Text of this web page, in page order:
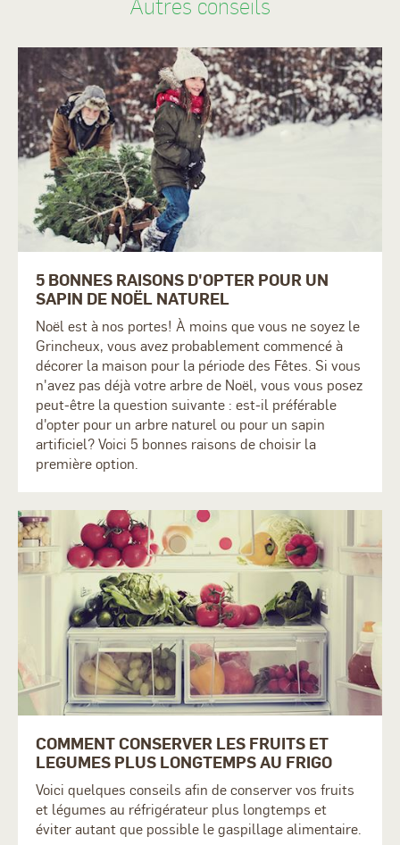
Autres conseils
5 BONNES RAISONS D'OPTER POUR UN
SAPIN DE NOËL NATUREL
Noël est à nos portes! À moins que vous ne soyez le
Grincheux, vous avez probablement commencé à
décorer la maison pour la période des Fêtes. Si vous
n'avez pas déjà votre arbre de Noël, vous vous posez
peut-être la question suivante : est-il préférable
d'opter pour un arbre naturel ou pour un sapin
artificiel? Voici 5 bonnes raisons de choisir la
première option.
COMMENT CONSERVER LES FRUITS ET
LEGUMES PLUS LONGTEMPS AU FRIGO
Voici quelques conseils afin de conserver vos fruits
et légumes au réfrigérateur plus longtemps et
éviter autant que possible le gaspillage alimentaire.